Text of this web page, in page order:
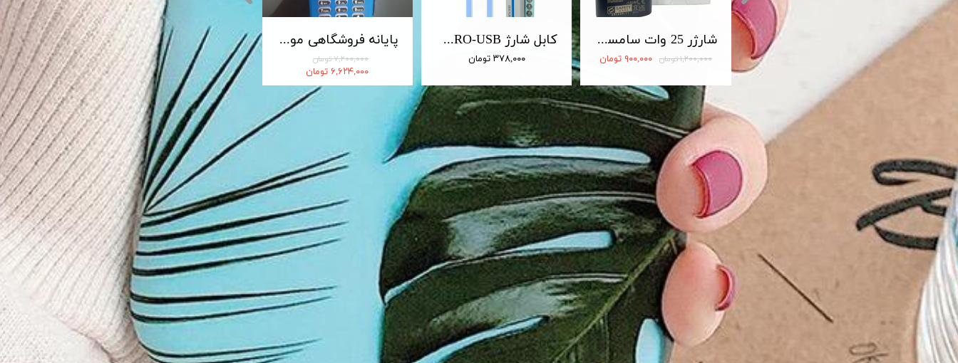
پایانه فروشگاهی مورفان MoreFun مدل H9
۷,۲۰۰,۰۰۰ تومان
۶,۶۲۴,۰۰۰ تومان
کابل شارژ MICRO-USB اندروید LDNIO الدینیو مدل XS-07 متراژ 1 متر
۳۷۸,۰۰۰ تومان
شارژر 25 وات سامسونگ اصلی 25W Travel Adapter
۱,۲۰۰,۰۰۰ تومان ۹۰۰,۰۰۰ تومان
مبدل OTG تایپ سی لایت دار USB3